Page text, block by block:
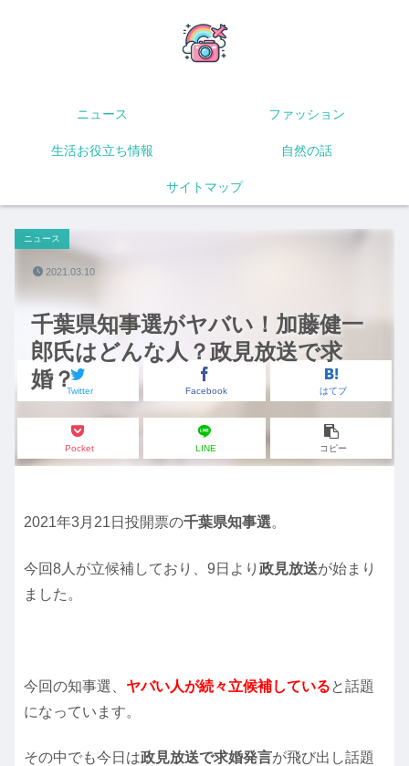
ニュース ファッション
生活お役立ち情報 自然の話
サイトマップ
千葉県知事選がヤバい！加藤健一
郎氏はどんな人？政見放送で求
婚？
ニュース
Twitter Facebook はてブ
Pocket LINE コピー
2021.03.10
2021年3月21日投開票の千葉県知事選。
今回8人が立候補しており、9日より 政見放送が始まり
ました。
今回の知事選、 ヤバい人が続々立候補していると話題
になっています。
その中でも今日は政見放送で求婚発言が飛び出し話題